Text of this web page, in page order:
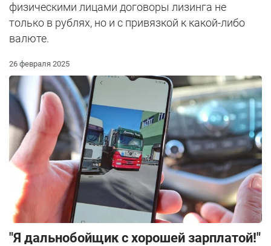
физическими лицами договоры лизинга не
только в рублях, но и с привязкой к какой-либо
валюте.
26 февраля 2025
"Я дальнобойщик с хорошей зарплатой!"